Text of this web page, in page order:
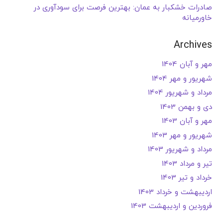
صادرات خشکبار به عمان: بهترین فرصت برای سودآوری در
خاورمیانه
Archives
مهر و آبان 1404
شهریور و مهر 1404
مرداد و شهریور 1404
دی و بهمن 1403
مهر و آبان 1403
شهریور و مهر 1403
مرداد و شهریور 1403
تیر و مرداد 1403
خرداد و تیر 1403
اردیبهشت و خرداد 1403
فروردین و اردیبهشت 1403